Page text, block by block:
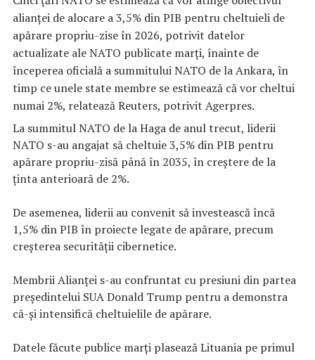
alianţei de alocare a 3,5% din PIB pentru cheltuieli de
apărare propriu-zise în 2026, potrivit datelor
actualizate ale NATO publicate marţi, înainte de
începerea oficială a summitului NATO de la Ankara, în
timp ce unele state membre se estimează că vor cheltui
numai 2%, relatează Reuters, potrivit Agerpres.
La summitul NATO de la Haga de anul trecut, liderii
NATO s-au angajat să cheltuie 3,5% din PIB pentru
apărare propriu-zisă până în 2035, în creştere de la
ţinta anterioară de 2%.
De asemenea, liderii au convenit să investească încă
1,5% din PIB în proiecte legate de apărare, precum
creşterea securităţii cibernetice.
Membrii Alianţei s-au confruntat cu presiuni din partea
preşedintelui SUA Donald Trump pentru a demonstra
că-şi intensifică cheltuielile de apărare.
Datele făcute publice marţi plasează Lituania pe primul